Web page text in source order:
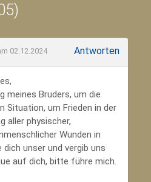
02.12.2024 Antworten
meines Bruders, um die
Situation, um Frieden in der
aller physischer,
Wunden in
dich unser und vergib uns
auf dich, bitte führe mich.